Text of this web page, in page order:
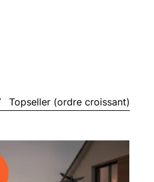
Topseller (ordre croissant)